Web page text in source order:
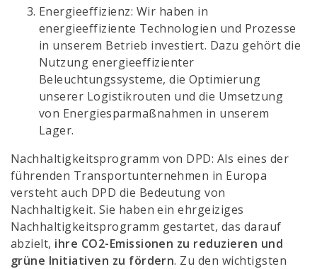
Energieeffizienz: Wir haben in
energieeffiziente Technologien und Prozesse
in unserem Betrieb investiert. Dazu gehört die
Nutzung energieeffizienter
Beleuchtungssysteme, die Optimierung
unserer Logistikrouten und die Umsetzung
von Energiesparmaßnahmen in unserem
Lager.
Nachhaltigkeitsprogramm von DPD: Als eines der
führenden Transportunternehmen in Europa
versteht auch DPD die Bedeutung von
Nachhaltigkeit. Sie haben ein ehrgeiziges
Nachhaltigkeitsprogramm gestartet, das darauf
abzielt, ihre CO2-Emissionen zu reduzieren und
grüne Initiativen zu fördern. Zu den wichtigsten